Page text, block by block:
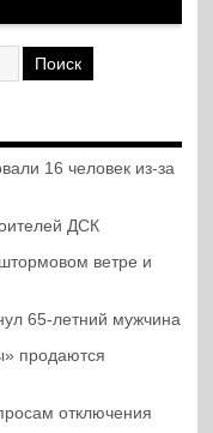
16 человек из-за
ДСК
ветре и
65-летний мужчина
продаются
отключения